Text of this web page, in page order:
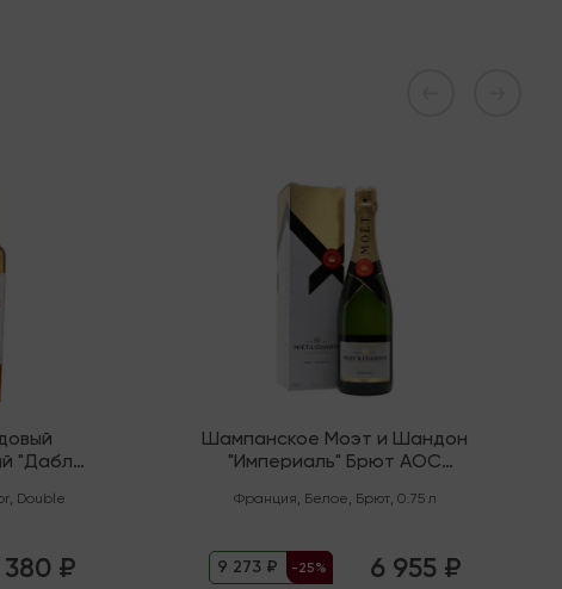
"Дабл
, Double
380 ₽
Шампанское Моэт и Шандон
"Империаль" Брют AOC
Франция, Белое, Брют, 0.75 л
9 273 ₽ -25% 6 955 ₽